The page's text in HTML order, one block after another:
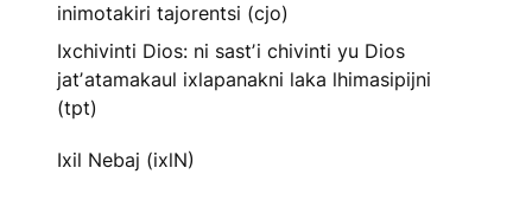
inimotakiri tajorentsi (cjo)
Ixchivinti Dios: ni sastʼi chivinti yu Dios
jatʼatamakaul ixlapanakni laka lhimasipijni
(tpt)
Ixil Nebaj (ixlN)